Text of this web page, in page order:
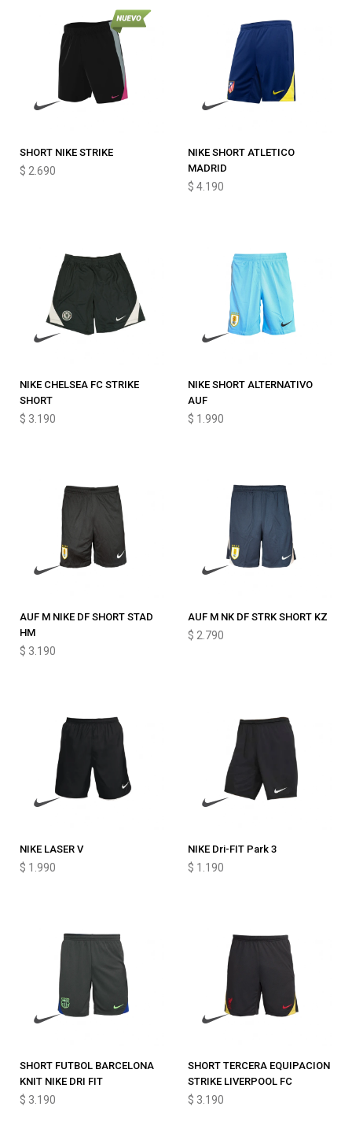
SHORT NIKE STRIKE
$ 2.690
NIKE SHORT ATLETICO
MADRID
$ 4.190
NIKE CHELSEA FC STRIKE
SHORT
$ 3.190
NIKE SHORT ALTERNATIVO
AUF
$ 1.990
AUF M NIKE DF SHORT STAD
HM
$ 3.190
AUF M NK DF STRK SHORT KZ
$ 2.790
NIKE LASER V
$ 1.990
NIKE Dri-FIT Park 3
$ 1.190
SHORT FUTBOL BARCELONA
KNIT NIKE DRI FIT
$ 3.190
SHORT TERCERA EQUIPACION
STRIKE LIVERPOOL FC
$ 3.190